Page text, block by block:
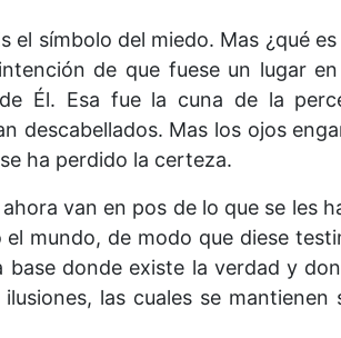
símbolo del miedo. Mas ¿qué
de que fuese un lugar
Él. Esa fue la cuna de la
descabellados. Mas los ojos
ha perdido la certeza.
van en pos de lo que se les
mundo, de modo que diese
base donde existe la verdad y
las cuales se mantienen